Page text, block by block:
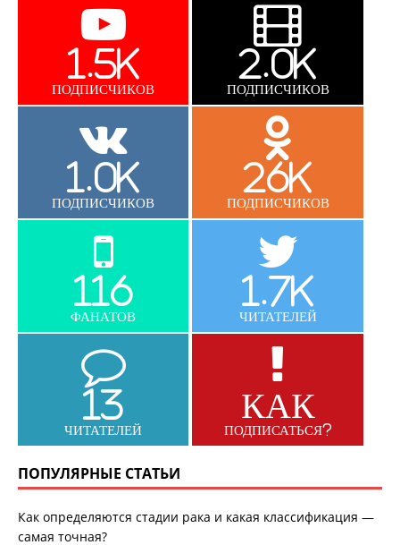
1.5K
ПОДПИСЧИКОВ
2.0K
ПОДПИСЧИКОВ
1.0K
ПОДПИСЧИКОВ
26K
ПОДПИСЧИКОВ
116
ФАНАТОВ
1.7K
ЧИТАТЕЛЕЙ
13
ЧИТАТЕЛЕЙ
КАК
ПОДПИСАТЬСЯ?
ПОПУЛЯРНЫЕ СТАТЬИ
Как определяются стадии рака и какая классификация —
самая точная?